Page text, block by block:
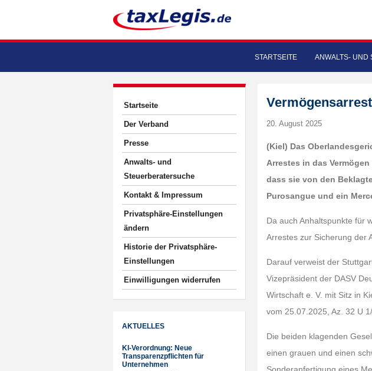
STARTSEITE ANWALTS- UND
Startseite
Der Verband
Presse
Anwalts- und
Steuerberatersuche
Kontakt & Impressum
Privatsphäre-Einstellungen
ändern
Historie der Privatsphäre-
Einstellungen
Einwilligungen widerrufen
AKTUELLES
KI-Verordnung: Neue
Transparenzpflichten für
Unternehmen
20. August 2025
(Kiel) Das
Arrestes in das
dass sie von den
Purosangue und ein
Da auch Anhaltspunkte für
Arrestes zur Sicherung der
Darauf verweist der
Vizepräsident der DASV
Wirtschaft e. V. mit Sitz in
vom 25.07.2025, Az. 32 U 1/
Die beiden klagenden
einen grauen und einen